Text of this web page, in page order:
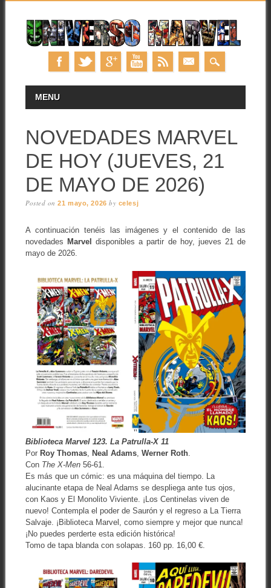
MAIN MENU
MENU
NOVEDADES MARVEL
DE HOY (JUEVES, 21
DE MAYO DE 2026)
Posted on21 mayo, 2026 by celesj
A continuación tenéis las imágenes y el contenido de las
novedades Marvel
disponibles a partir de hoy, jueves 21 de
mayo de 2026.
Biblioteca Marvel 123. La Patrulla-X 11
Por Roy Thomas, Neal Adams, Werner Roth.
Con The X-Men56-61.
Es más que un cómic: es una máquina del tiempo. La
alucinante etapa de Neal Adams se despliega ante tus ojos,
con Kaos y El Monolito Viviente. ¡Los Centinelas viven de
nuevo! Contempla el poder de Saurón y el regreso a La Tierra
Salvaje. ¡Biblioteca Marvel, como siempre y mejor que nunca!
¡No puedes perderte esta edición histórica!
Tomo de tapa blanda con solapas. 160 pp. 16,00 €.